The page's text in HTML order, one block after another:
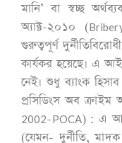
মানি’ বা স্বচ্ছ
অ্যাক্ট-২০১০
গুরুত্বপূর্ণ
কার্যকর হয়েছে। এ
নেই। শুধু ব্যাংক
প্রসিডিংস অব
2002-POCA) : এ
(যেমন- দুর্নীতি,